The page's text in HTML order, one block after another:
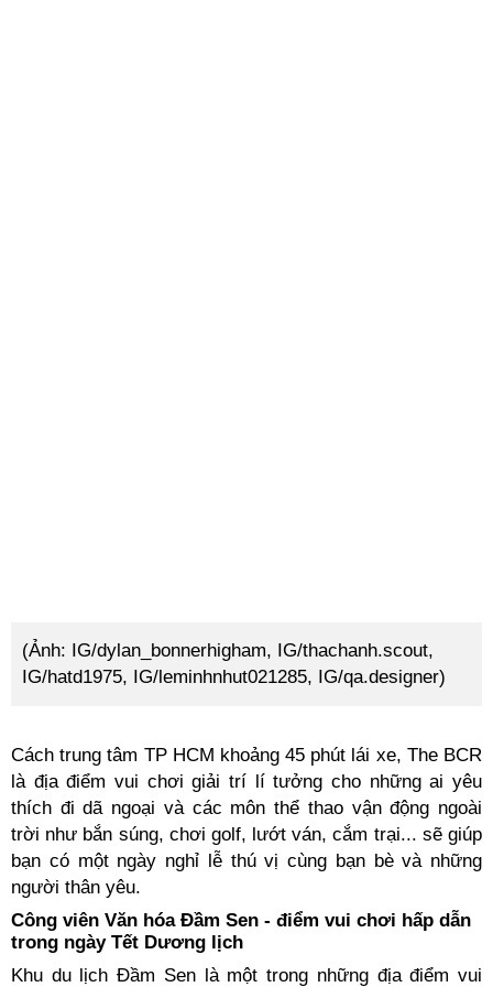
(Ảnh: IG/dylan_bonnerhigham, IG/thachanh.scout,
IG/hatd1975, IG/leminhnhut021285, IG/qa.designer)
Cách trung tâm TP HCM khoảng 45 phút lái xe, The BCR
là địa điểm vui chơi giải trí lí tưởng cho những ai yêu
thích đi dã ngoại và các môn thể thao vận động ngoài
trời như bắn súng, chơi golf, lướt ván, cắm trại... sẽ giúp
bạn có một ngày nghỉ lễ thú vị cùng bạn bè và những
người thân yêu.
Công viên Văn hóa Đầm Sen - điểm vui chơi hấp dẫn
trong ngày Tết Dương lịch
Khu du lịch Đầm Sen là một trong những địa điểm vui